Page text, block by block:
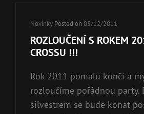
Cat
Links
Novinky Posted on 05/12/2011
ROZLOUČENÍ S ROKEM
CROSSU !!!
Rok 2011 pomalu končí a
rozloučíme pořádnou party.
silvestrem se bude konat